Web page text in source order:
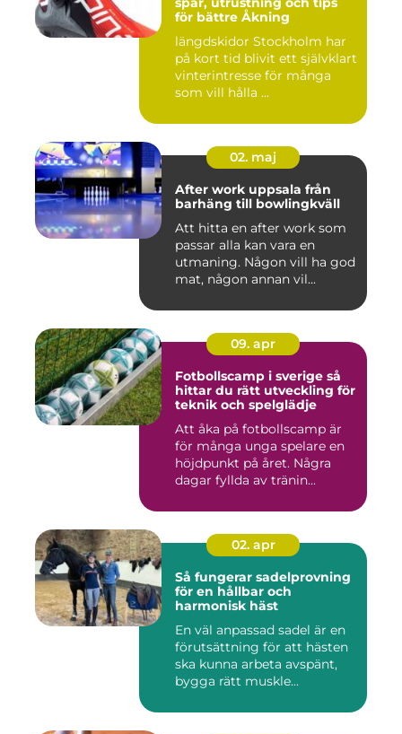
för bättre Åkning
längdskidor Stockholm har
på kort tid blivit ett självklart
vinterintresse för många
som vill hålla ...
02. maj
After work uppsala från
barhäng till bowlingkväll
Att hitta en after work som
passar alla kan vara en
utmaning. Någon vill ha god
mat, någon annan vil...
09. apr
Fotbollscamp i sverige så
hittar du rätt utveckling för
teknik och spelglädje
Att åka på fotbollscamp är
för många unga spelare en
höjdpunkt på året. Några
dagar fyllda av tränin...
02. apr
Så fungerar sadelprovning
för en hållbar och
harmonisk häst
En väl anpassad sadel är en
förutsättning för att hästen
ska kunna arbeta avspänt,
bygga rätt muskle...